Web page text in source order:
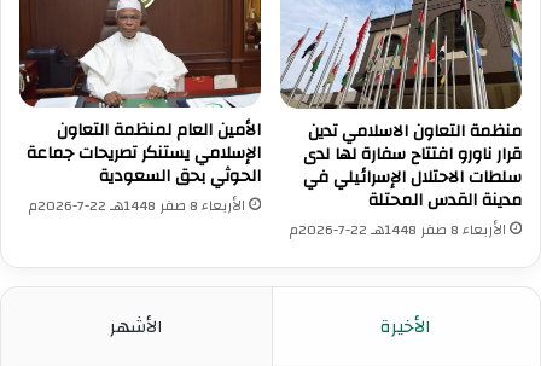
منظمة التعاون الاسلامي تدين
قرار ناورو افتتاح سفارة لها لدى
سلطات الاحتلال الإسرائيلي في
مدينة القدس المحتلة
الأربعاء 8 صفر 1448هـ 22-7-2026م
الأمين العام لمنظمة التعاون
الإسلامي يستنكر تصريحات جماعة
الحوثي بحق السعودية
الأربعاء 8 صفر 1448هـ 22-7-2026م
الأخيرة الأشهر